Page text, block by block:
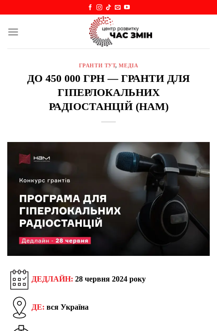
content
ГРАНТИ ТУТ,МЕДІА
ДО 450 000 ГРН — ГРАНТИ ДЛЯ
ГІПЕРЛОКАЛЬНИХ
РАДІОСТАНЦІЙ (НАМ)
ДЕДЛАЙН: 28 червня 2024 року
ДЕ: вся Україна